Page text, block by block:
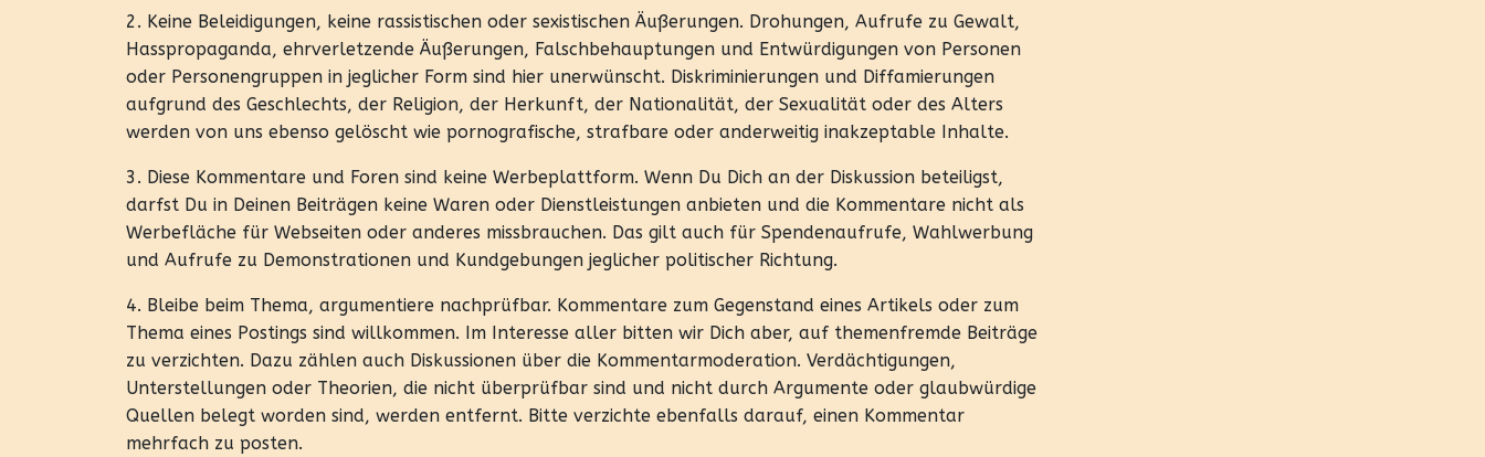
2. Keine Beleidigungen, keine rassistischen oder sexistischen Äußerungen. Drohungen, Aufrufe zu Gewalt,
Hasspropaganda, ehrverletzende Äußerungen, Falschbehauptungen und Entwürdigungen von Personen
oder Personengruppen in jeglicher Form sind hier unerwünscht. Diskriminierungen und Diffamierungen
aufgrund des Geschlechts, der Religion, der Herkunft, der Nationalität, der Sexualität oder des Alters
werden von uns ebenso gelöscht wie pornografische, strafbare oder anderweitig inakzeptable Inhalte.
3. Diese Kommentare und Foren sind keine Werbeplattform. Wenn Du Dich an der Diskussion beteiligst,
darfst Du in Deinen Beiträgen keine Waren oder Dienstleistungen anbieten und die Kommentare nicht als
Werbefläche für Webseiten oder anderes missbrauchen. Das gilt auch für Spendenaufrufe, Wahlwerbung
und Aufrufe zu Demonstrationen und Kundgebungen jeglicher politischer Richtung.
4. Bleibe beim Thema, argumentiere nachprüfbar. Kommentare zum Gegenstand eines Artikels oder zum
Thema eines Postings sind willkommen. Im Interesse aller bitten wir Dich aber, auf themenfremde Beiträge
zu verzichten. Dazu zählen auch Diskussionen über die Kommentar­moderation. Verdächtigungen,
Unterstellungen oder Theorien, die nicht überprüfbar sind und nicht durch Argumente oder glaubwürdige
Quellen belegt worden sind, werden entfernt. Bitte verzichte ebenfalls darauf, einen Kommentar
mehrfach zu posten.